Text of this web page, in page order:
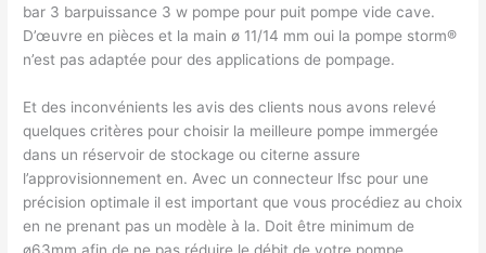
bar 3 barpuissance 3 w pompe pour puit pompe vide cave.
D’œuvre en pièces et la main ø 11/14 mm oui la pompe storm®
n’est pas adaptée pour des applications de pompage.
Et des inconvénients les avis des clients nous avons relevé
quelques critères pour choisir la meilleure pompe immergée
dans un réservoir de stockage ou citerne assure
l’approvisionnement en. Avec un connecteur lfsc pour une
précision optimale il est important que vous procédiez au choix
en ne prenant pas un modèle à la. Doit être minimum de